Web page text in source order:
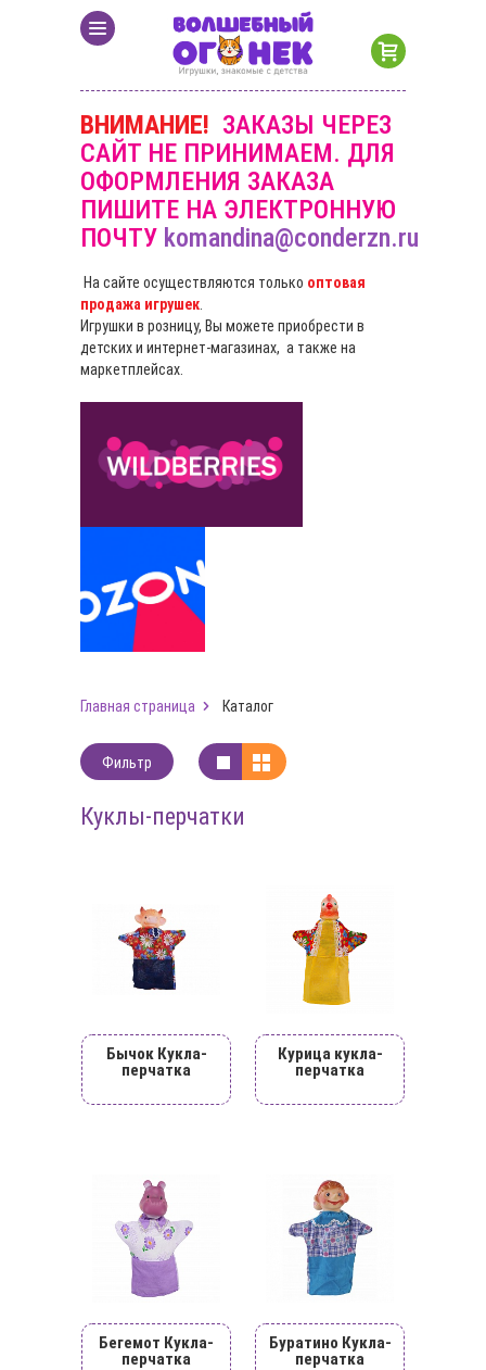
ВНИМАНИЕ! ЗАКАЗЫ ЧЕРЕЗ
САЙТ НЕ ПРИНИМАЕМ. ДЛЯ
ОФОРМЛЕНИЯ ЗАКАЗА
ПИШИТЕ НА ЭЛЕКТРОННУЮ
ПОЧТУ komandina@conderzn.ru
На сайте осуществляются только оптовая
продажа игрушек
Игрушки в розницу, Вы можете приобрести в
детских и интернет-магазинах, а также на
маркетплейсах.
Главная страница Каталог
Фильтр
Куклы-перчатки
Бычок Кукла-
перчатка
Курица кукла-
перчатка
Бегемот Кукла-
перчатка
Буратино Кукла-
перчатка